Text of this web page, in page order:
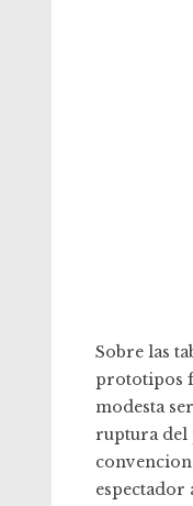
Sobre las
prototipos
modesta
ruptura del
espectador